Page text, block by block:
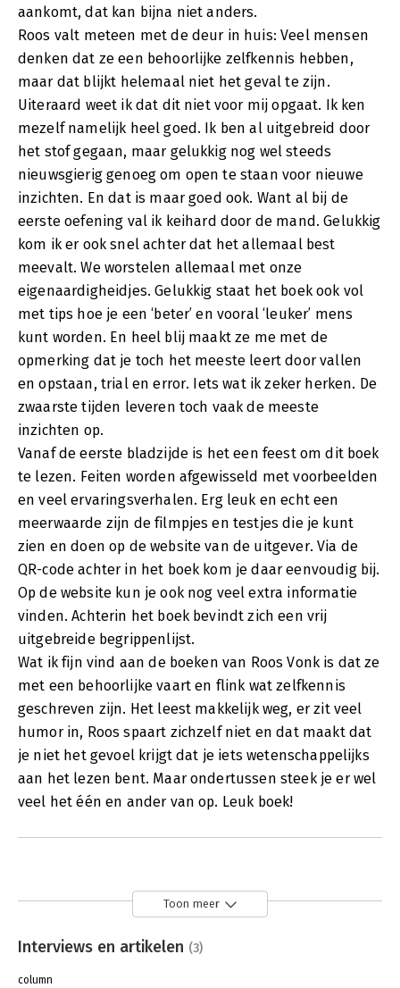
aankomt, dat kan bijna niet anders.
Roos valt meteen met de deur in huis: Veel mensen
denken dat ze een behoorlijke zelfkennis hebben,
maar dat blijkt helemaal niet het geval te zijn.
Uiteraard weet ik dat dit niet voor mij opgaat. Ik ken
mezelf namelijk heel goed. Ik ben al uitgebreid door
het stof gegaan, maar gelukkig nog wel steeds
nieuwsgierig genoeg om open te staan voor nieuwe
inzichten. En dat is maar goed ook. Want al bij de
eerste oefening val ik keihard door de mand. Gelukkig
kom ik er ook snel achter dat het allemaal best
meevalt. We worstelen allemaal met onze
eigenaardigheidjes. Gelukkig staat het boek ook vol
met tips hoe je een ‘beter’ en vooral ‘leuker’ mens
kunt worden. En heel blij maakt ze me met de
opmerking dat je toch het meeste leert door vallen
en opstaan, trial en error. Iets wat ik zeker herken. De
zwaarste tijden leveren toch vaak de meeste
inzichten op.
Vanaf de eerste bladzijde is het een feest om dit boek
te lezen. Feiten worden afgewisseld met voorbeelden
en veel ervaringsverhalen. Erg leuk en echt een
meerwaarde zijn de filmpjes en testjes die je kunt
zien en doen op de website van de uitgever. Via de
QR-code achter in het boek kom je daar eenvoudig bij.
Op de website kun je ook nog veel extra informatie
vinden. Achterin het boek bevindt zich een vrij
uitgebreide begrippenlijst.
Wat ik fijn vind aan de boeken van Roos Vonk is dat ze
met een behoorlijke vaart en flink wat zelfkennis
geschreven zijn. Het leest makkelijk weg, er zit veel
humor in, Roos spaart zichzelf niet en dat maakt dat
je niet het gevoel krijgt dat je iets wetenschappelijks
aan het lezen bent. Maar ondertussen steek je er wel
veel het één en ander van op. Leuk boek!
Toon meer
Interviews en artikelen (3)
column